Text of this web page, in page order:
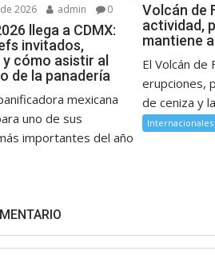
2026 admin 0
llega a CDMX:
invitados,
cómo asistir al
de la panadería
mexicana
uno de sus
importantes del año
Volcán de
actividad,
mantiene
El Volcán de
erupciones,
de ceniza y
Internacionales